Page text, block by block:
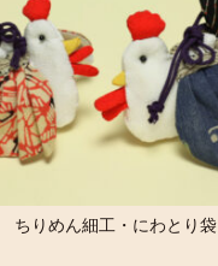
ちりめん細工・にわとり袋